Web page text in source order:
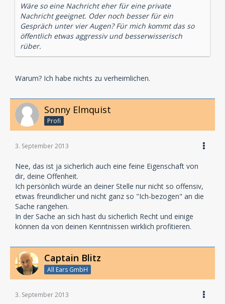
Wäre so eine Nachricht eher für eine private
Nachricht geeignet. Oder noch besser für ein
Gespräch unter vier Augen? Für mich kommt das so
öffentlich etwas aggressiv und besserwisserisch
rüber.
Warum? Ich habe nichts zu verheimlichen.
Sonny Elmquist
Profi
3. September 2013
Nee, das ist ja sicherlich auch eine feine Eigenschaft von
dir, deine Offenheit.
Ich persönlich würde an deiner Stelle nur nicht so offensiv,
etwas freundlicher und nicht ganz so "Ich-bezogen" an die
Sache rangehen.
In der Sache an sich hast du sicherlich Recht und einige
können da von deinen Kenntnissen wirklich profitieren.
Captain Blitz
All Ears GmbH
3. September 2013